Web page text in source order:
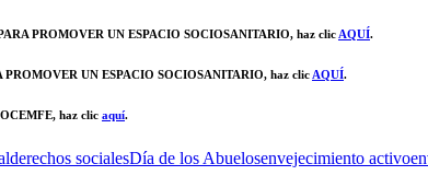
PROMOVER UN ESPACIO SOCIOSANITARIO, haz clic AQUÍ.
UN ESPACIO SOCIOSANITARIO, haz clic AQUÍ.
haz clic aquí.
derechos socialesDía de los Abuelosenvejecimiento activo